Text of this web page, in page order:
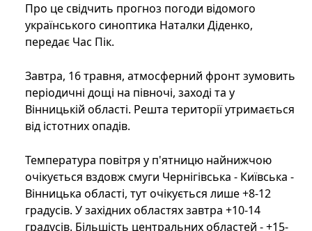
Про це свідчить прогноз погоди відомого
українського синоптика Наталки Діденко,
передає Час Пік.
Завтра, 16 травня, атмосферний фронт зумовить
періодичні дощі на півночі, заході та у
Вінницькій області. Решта території утримається
від істотних опадів.
Температура повітря у п'ятницю найнижчою
очікується вздовж смуги Чернігівська - Київська -
Вінницька області, тут очікується лише +8-12
градусів. У західних областях завтра +10-14
градусів. Більшість центральних областей - +15-